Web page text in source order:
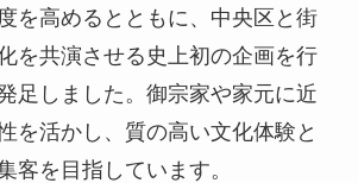
を高めるとともに、中央区と街
を共演させる史上初の企画を行
足しました。御宗家や家元に近
を活かし、質の高い文化体験と
客を目指しています。